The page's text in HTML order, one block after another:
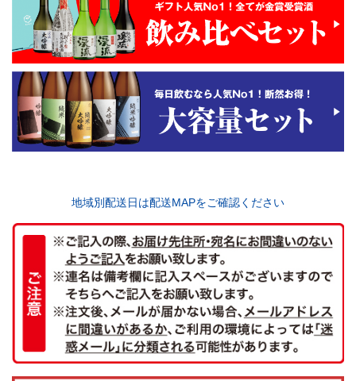
地域別配送日は配送MAPをご確認ください